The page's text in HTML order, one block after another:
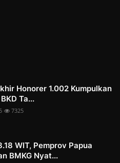
Honorer 1.002 Kumpulkan
Ta...
7325
WIT, Pemprov Papua
BMKG Nyat...